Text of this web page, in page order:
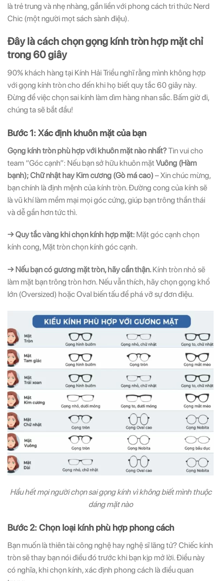
là trẻ trung và nhẹ nhàng, gắn liền với phong cách tri thức Nerd
Chic (một người mọt sách sành điệu).
Đây là cách chọn gọng kính tròn hợp mặt chỉ
trong 60 giây
90% khách hàng tại Kính Hải Triều nghĩ rằng mình không hợp
với gọng kính tròn cho đến khi họ biết quy tắc 60 giây này.
Đừng để việc chọn sai kính làm dìm hàng nhan sắc. Bấm giờ đi,
chúng ta sẽ bắt đầu!
Bước 1: Xác định khuôn mặt của bạn
Gọng kính tròn phù hợp với khuôn mặt nào nhất?Tin vui cho
team “Góc cạnh”: Nếu bạn sở hữu khuôn mặtVuông (Hàm
bạnh); Chữ nhật hay Kim cương (Gò má cao)– Xin chúc mừng,
bạn chính là định mệnh của kính tròn. Đường cong của kính sẽ
là vũ khí làm mềm mại mọi góc cứng, giúp bạn trông thần thái
và dễ gần hơn tức thì.
→ Quy tắc vàng khi chọn kính hợp mặt: Mặt góc cạnh chọn
kính cong, Mặt tròn chọn kính góc cạnh.
→ Nếu bạn có gương mặt tròn, hãy cẩn thận.Kính tròn nhỏ sẽ
làm mặt bạn trông tròn hơn. Nếu vẫn thích, hãy chọn gọng khổ
lớn (Oversized) hoặc Oval biến tấu để phá vỡ sự đơn điệu.
Hầu hết mọi người chọn sai gọng kính vì không biết mình thuộc
dáng mặt nào
Bước 2: Chọn loại kính phù hợp phong cách
Bạn muốn là thiên tài công nghệ hay nghệ sĩ lãng tử? Chiếc kính
tròn sẽ thay bạn nói điều đó trước khi bạn kịp mở lời. Điều này
có nghĩa, khi chọn kính, xác định phong cách là điều quan